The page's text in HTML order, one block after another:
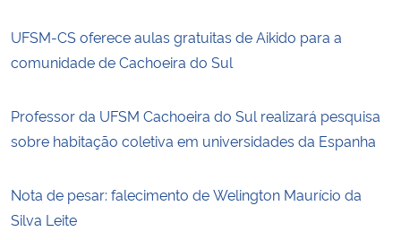
UFSM-CS oferece aulas gratuitas de Aikido para a
comunidade de Cachoeira do Sul
Professor da UFSM Cachoeira do Sul realizará pesquisa
sobre habitação coletiva em universidades da Espanha
Nota de pesar: falecimento de Welington Maurício da
Silva Leite